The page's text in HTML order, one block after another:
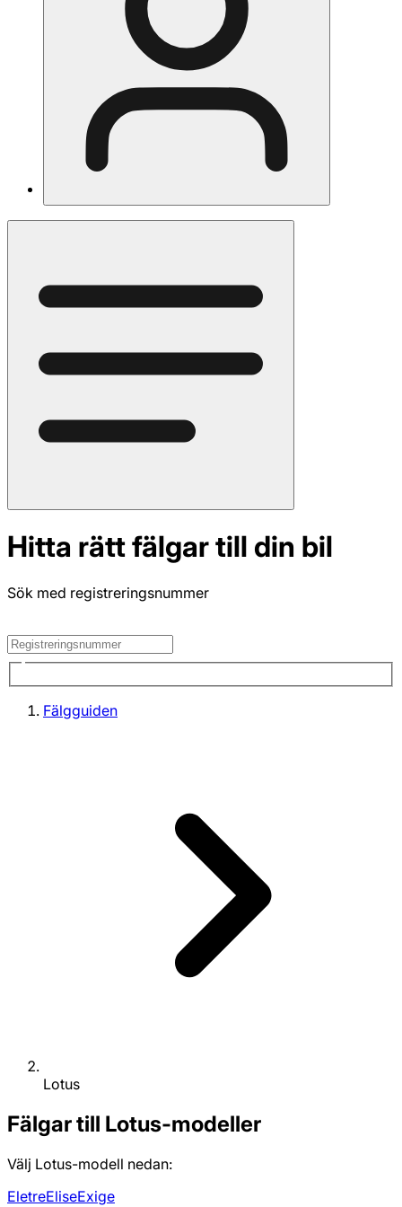
Hitta rätt fälgar till din bil
Sök med registreringsnummer
Fälgguiden
Lotus
Fälgar till Lotus-modeller
Välj Lotus-modell nedan:
EletreEliseExige